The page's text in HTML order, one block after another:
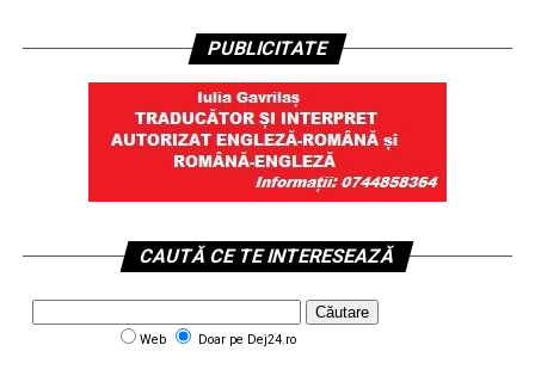
PUBLICITATE
CAUTĂ CE TE INTERESEAZĂ
Web Doar pe Dej24.ro